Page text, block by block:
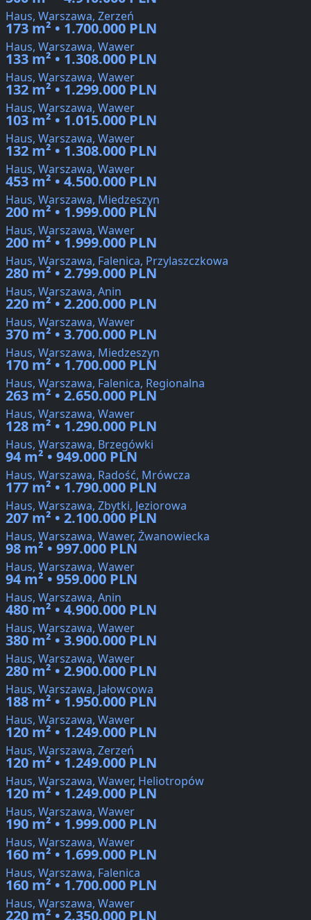
Haus, Warszawa, Zerzeń
173 m² • 1.700.000 PLN
Haus, Warszawa, Wawer
133 m² • 1.308.000 PLN
Haus, Warszawa, Wawer
132 m² • 1.299.000 PLN
Haus, Warszawa, Wawer
103 m² • 1.015.000 PLN
Haus, Warszawa, Wawer
132 m² • 1.308.000 PLN
Haus, Warszawa, Wawer
453 m² • 4.500.000 PLN
Haus, Warszawa, Miedzeszyn
200 m² • 1.999.000 PLN
Haus, Warszawa, Wawer
200 m² • 1.999.000 PLN
Haus, Warszawa, Falenica, Przylaszczkowa
280 m² • 2.799.000 PLN
Haus, Warszawa, Anin
220 m² • 2.200.000 PLN
Haus, Warszawa, Wawer
370 m² • 3.700.000 PLN
Haus, Warszawa, Miedzeszyn
170 m² • 1.700.000 PLN
Haus, Warszawa, Falenica, Regionalna
263 m² • 2.650.000 PLN
Haus, Warszawa, Wawer
128 m² • 1.290.000 PLN
Haus, Warszawa, Brzegówki
94 m² • 949.000 PLN
Haus, Warszawa, Radość, Mrówcza
177 m² • 1.790.000 PLN
Haus, Warszawa, Zbytki, Jeziorowa
207 m² • 2.100.000 PLN
Haus, Warszawa, Wawer, Żwanowiecka
98 m² • 997.000 PLN
Haus, Warszawa, Wawer
94 m² • 959.000 PLN
Haus, Warszawa, Anin
480 m² • 4.900.000 PLN
Haus, Warszawa, Wawer
380 m² • 3.900.000 PLN
Haus, Warszawa, Wawer
280 m² • 2.900.000 PLN
Haus, Warszawa, Jałowcowa
188 m² • 1.950.000 PLN
Haus, Warszawa, Wawer
120 m² • 1.249.000 PLN
Haus, Warszawa, Zerzeń
120 m² • 1.249.000 PLN
Haus, Warszawa, Wawer, Heliotropów
120 m² • 1.249.000 PLN
Haus, Warszawa, Wawer
190 m² • 1.999.000 PLN
Haus, Warszawa, Wawer
160 m² • 1.699.000 PLN
Haus, Warszawa, Falenica
160 m² • 1.700.000 PLN
Haus, Warszawa, Wawer
220 m² • 2.350.000 PLN